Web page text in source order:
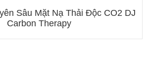
Sâu Mặt Nạ Thải Độc CO2 DJ
Carbon Therapy